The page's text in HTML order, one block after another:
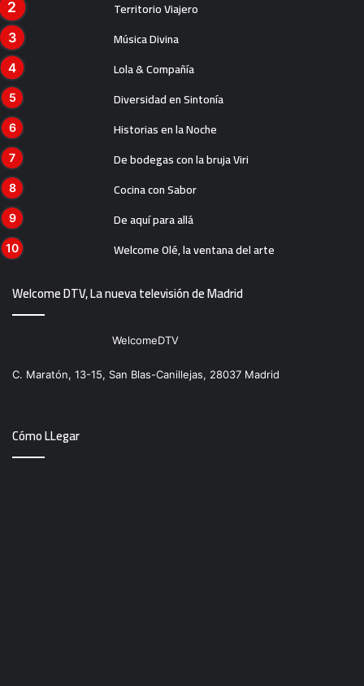
Territorio Viajero
Música Divina
Lola & Compañía
Diversidad en Sintonía
Historias en la Noche
De bodegas con la bruja Viri
Cocina con Sabor
De aquí para allá
Welcome Olé, la ventana del arte
Welcome DTV, La nueva televisión de Madrid
WelcomeDTV
C. Maratón, 13-15, San Blas-Canillejas, 28037 Madrid
Cómo LLegar